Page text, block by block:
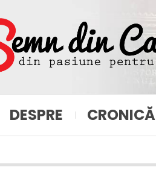
DESPRE CRONICĂ